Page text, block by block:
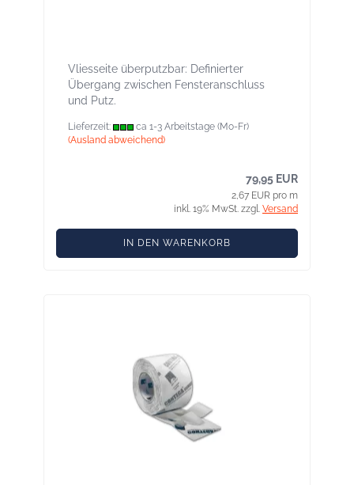
Vliesseite überputzbar: Definierter
Übergang zwischen Fensteranschluss
und Putz.
Lieferzeit:
ca 1-3 Arbeitstage (Mo-Fr)
(Ausland abweichend)
79,95 EUR
2,67 EUR pro m
inkl. 19% MwSt. zzgl. Versand
IN DEN WARENKORB